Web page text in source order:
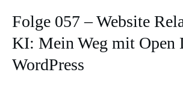
Folge 057 – Website
KI: Mein Weg mit Open
WordPress